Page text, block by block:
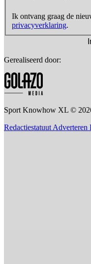
Ik ontvang graag de
privacyverklaring.
Gerealiseerd door:
Sport Knowhow XL ©
Redactiestatuut Adverteren